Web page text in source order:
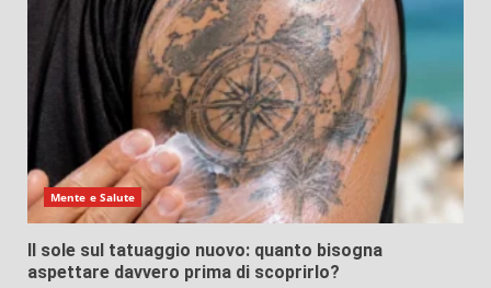
Mente e Salute
Il sole sul tatuaggio nuovo: quanto bisogna
aspettare davvero prima di scoprirlo?